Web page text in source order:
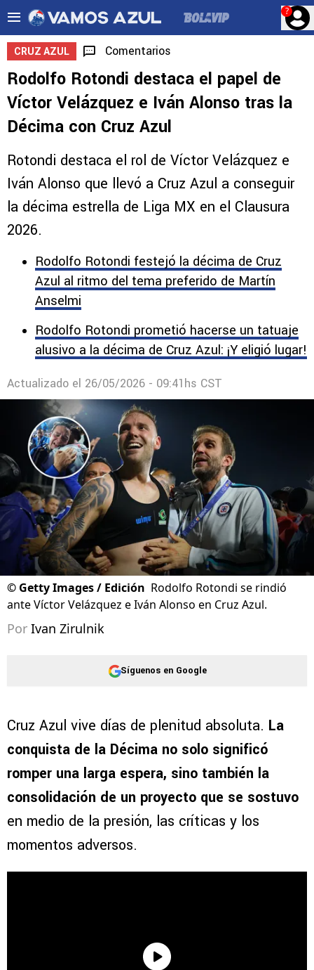
?
CRUZ AZUL Comentarios
Rodolfo Rotondi destaca el papel de
Víctor Velázquez e Iván Alonso tras la
Décima con Cruz Azul
Rotondi destaca el rol de Víctor Velázquez e
Iván Alonso que llevó a Cruz Azul a conseguir
la décima estrella de Liga MX en el Clausura
2026.
Rodolfo Rotondi festejó la décima de Cruz
Azul al ritmo del tema preferido de Martín
Anselmi
Rodolfo Rotondi prometió hacerse un tatuaje
alusivo a la décima de Cruz Azul: ¡Y eligió lugar!
Actualizado el 26/05/2026 - 09:41hs CST
© Getty Images / Edición Rodolfo Rotondi se rindió
ante Víctor Velázquez e Iván Alonso en Cruz Azul.
Por Ivan Zirulnik
Síguenos en Google
Cruz Azul vive días de plenitud absoluta. La
conquista de la Décima no solo significó
romper una larga espera, sino también la
consolidación de un proyecto que se sostuvo
en medio de la presión, las críticas y los
momentos adversos.